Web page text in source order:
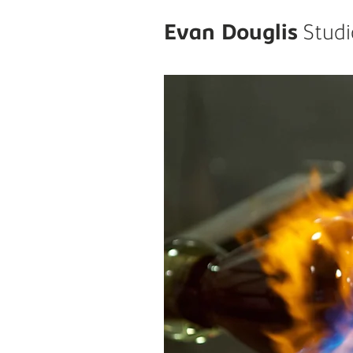
Evan Douglis